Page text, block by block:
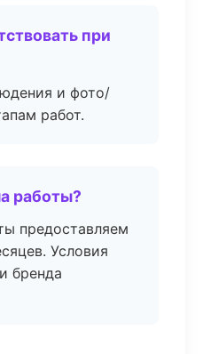
при
и фото/
работ.
работы?
предоставляем
Условия
бренда